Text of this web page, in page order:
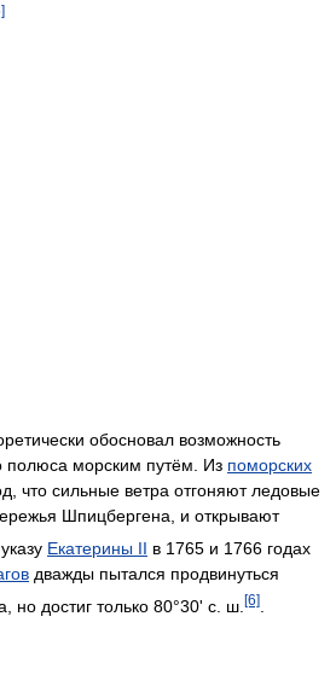
обосновал возможность
полюса морским путём. Из поморских
что сильные ветра отгоняют ледовые
Шпицбергена, и открывают
Екатерины II в 1765 и 1766 годах
дважды пытался продвинуться
но достиг только 80°30' с. ш. [6]